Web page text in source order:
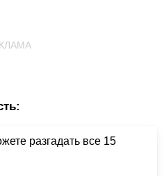
разгадать все 15